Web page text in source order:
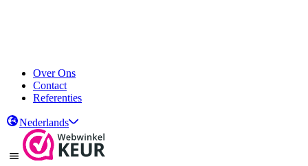
Over Ons
Contact
Referenties
Nederlands